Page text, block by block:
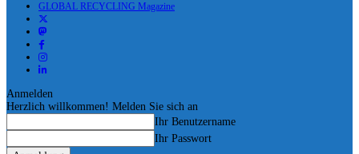
GLOBAL RECYCLING Magazine
Anmelden
Herzlich willkommen! Melden Sie sich an
Ihr Benutzername
Ihr Passwort